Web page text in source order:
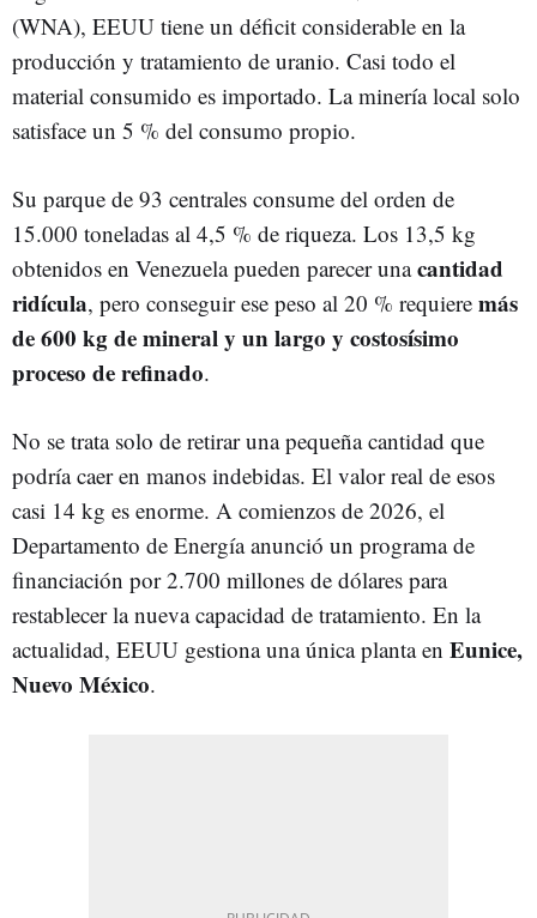
(WNA), EEUU tiene un déficit considerable en la
producción y tratamiento de uranio. Casi todo el
material consumido es importado. La minería local solo
satisface un 5 % del consumo propio.
Su parque de 93 centrales consume del orden de
15.000 toneladas al 4,5 % de riqueza. Los 13,5 kg
obtenidos en Venezuela pueden parecer unacantidad
ridícula, pero conseguir ese peso al 20 % requiere más
de 600 kg de mineral y un largo y costosísimo
proceso de refinado.
No se trata solo de retirar una pequeña cantidad que
podría caer en manos indebidas. El valor real de esos
casi 14 kg es enorme. A comienzos de 2026, el
Departamento de Energía anunció un programa de
financiación por 2.700 millones de dólares para
restablecer la nueva capacidad de tratamiento. En la
actualidad, EEUU gestiona una única planta en Eunice,
Nuevo México.